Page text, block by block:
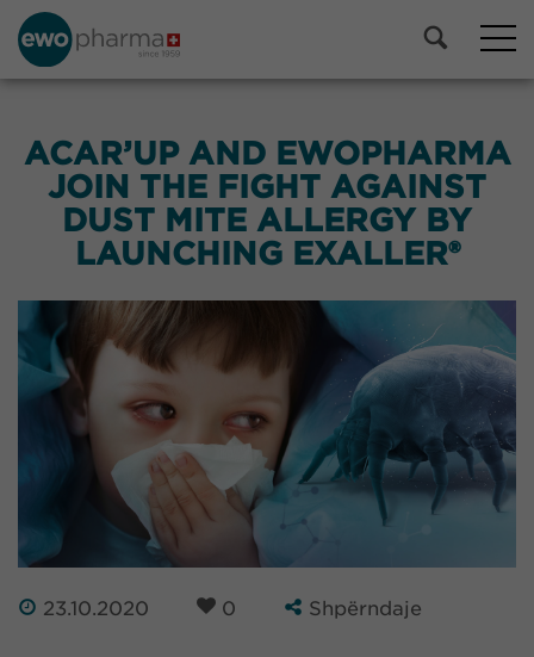
ACAR’UP AND EWOPHARMA
JOIN THE FIGHT AGAINST
DUST MITE ALLERGY BY
LAUNCHING EXALLER®
23.10.2020 0 Shpërndaje